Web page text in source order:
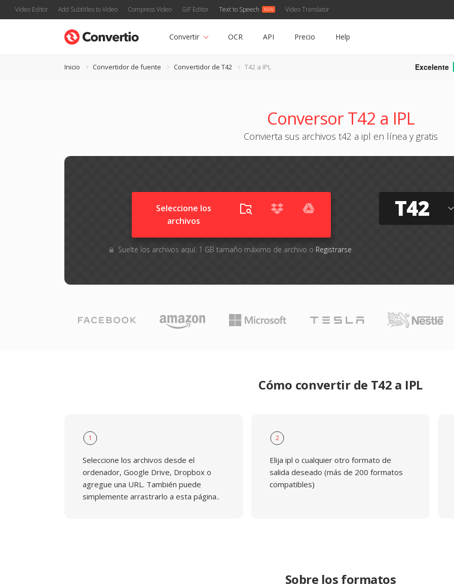
Video Editor Add Subtitles to Video Compress Video GIF Editor Text to Speech Video Translator
Convertir OCR API Precio Help
Inicio Convertidor de fuente Convertidor de T42 T42 a IPL Excelente
Conversor T42 a IPL
Convierta sus archivos t42 a ipl en línea y gratis
Seleccione los
archivos
Suelte los archivos aquí. 1 GB tamaño máximo de archivo o Registrarse
T42
Cómo convertir de T42 a IPL
1
Seleccione los archivos desde el
ordenador, Google Drive, Dropbox o
agregue una URL. También puede
simplemente arrastrarlo a esta página..
2
Elija ipl o cualquier otro formato de
salida deseado (más de 200 formatos
compatibles)
Sobre los formatos